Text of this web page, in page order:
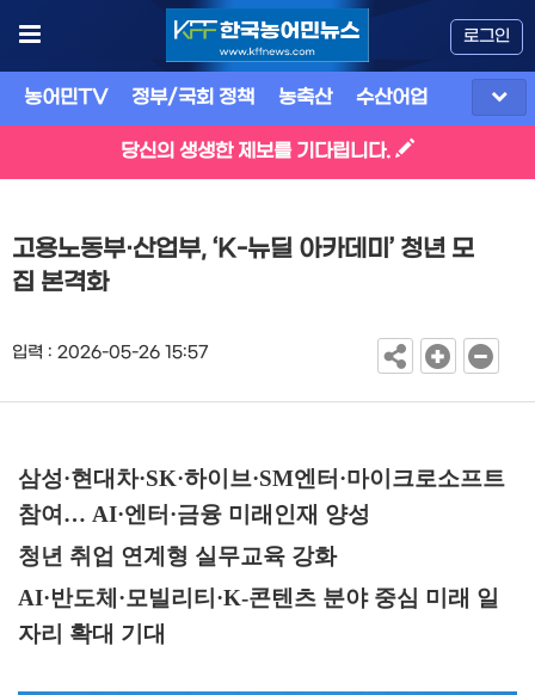
로그인
농어민TV 정부/국회 정책 농축산 수산어업
당신의 생생한 제보를 기다립니다.
고용노동부·산업부, ‘K-뉴딜 아카데미’ 청년 모
집 본격화
입력 : 2026-05-26 15:57
삼성·현대차·SK·하이브·SM엔터 ·마이크로소프트
참여 … AI·엔터 ·금융 미래인재 양성
청년 취업 연계형 실무교육 강화
AI·반도체 ·모빌리티 ·K-콘텐츠 분야 중심 미래 일
자리 확대 기대